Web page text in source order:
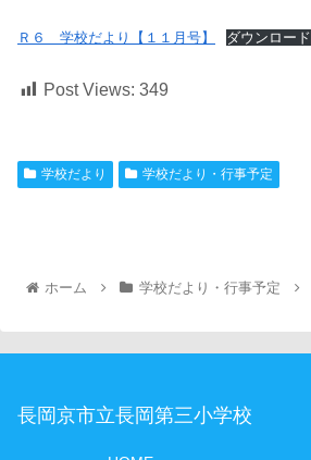
Ｒ６ 学校だより【１１月号】 ダウンロード
Post Views: 349
学校だより 学校だより・行事予定
ホーム 学校だより・行事予定
長岡京市立長岡第三小学校